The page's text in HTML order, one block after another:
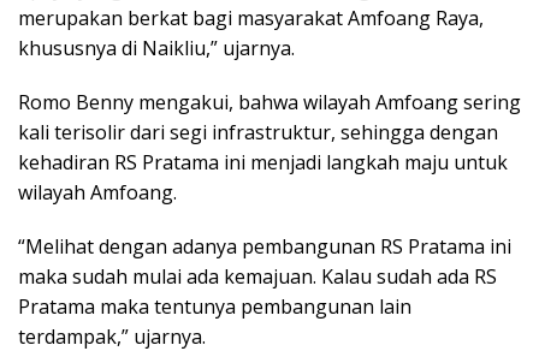
merupakan berkat bagi masyarakat Amfoang Raya,
khususnya di Naikliu,” ujarnya.
Romo Benny mengakui, bahwa wilayah Amfoang sering
kali terisolir dari segi infrastruktur, sehingga dengan
kehadiran RS Pratama ini menjadi langkah maju untuk
wilayah Amfoang.
“Melihat dengan adanya pembangunan RS Pratama ini
maka sudah mulai ada kemajuan. Kalau sudah ada RS
Pratama maka tentunya pembangunan lain
terdampak,” ujarnya.